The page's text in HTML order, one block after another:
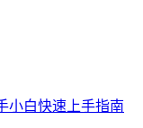
小白快速上手指南